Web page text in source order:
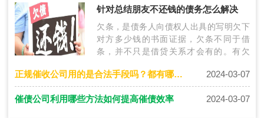
针对总结朋友不还钱的债务怎么解决
欠条，是债务人向债权人出具的写明欠下
对方多少钱的书面证据，欠条不同于借
条，并不只是借贷关系才会有的。有欠
呢?下…
正规催收公司用的是合法手段吗？都有哪些呢？ 2024-03-07
催债公司利用哪些方法如何提高催债效率 2024-03-07